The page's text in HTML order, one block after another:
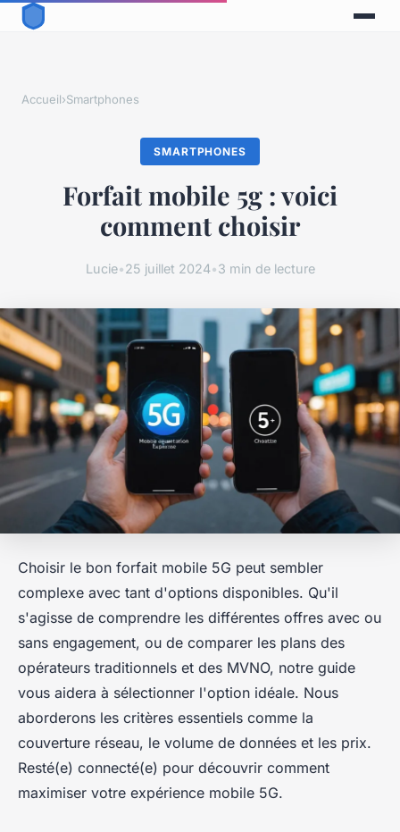
Accueil›Smartphones
SMARTPHONES
Forfait mobile 5g : voici
comment choisir
Lucie•25 juillet 2024•3 min de lecture
Choisir le bon forfait mobile 5G peut sembler
complexe avec tant d'options disponibles. Qu'il
s'agisse de comprendre les différentes offres avec ou
sans engagement, ou de comparer les plans des
opérateurs traditionnels et des MVNO, notre guide
vous aidera à sélectionner l'option idéale. Nous
aborderons les critères essentiels comme la
couverture réseau, le volume de données et les prix.
Resté(e) connecté(e) pour découvrir comment
maximiser votre expérience mobile 5G.